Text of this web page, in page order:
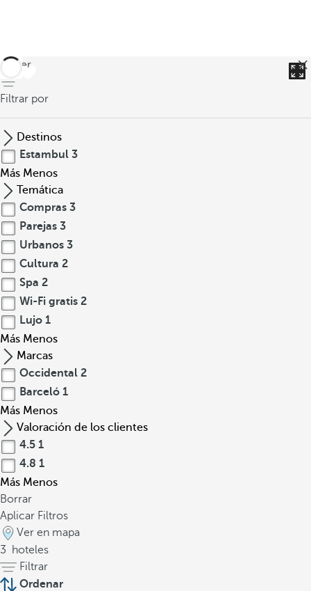
volver
Filtrar por
Destinos
Estambul 3
Más Menos
Temática
Compras 3
Parejas 3
Urbanos 3
Cultura 2
Spa 2
Wi-Fi gratis 2
Lujo 1
Más Menos
Marcas
Occidental 2
Barceló 1
Más Menos
Valoración de los clientes
4.5 1
4.8 1
Más Menos
Borrar
Aplicar Filtros
Ver en mapa
3
hoteles
Filtrar
Ordenar